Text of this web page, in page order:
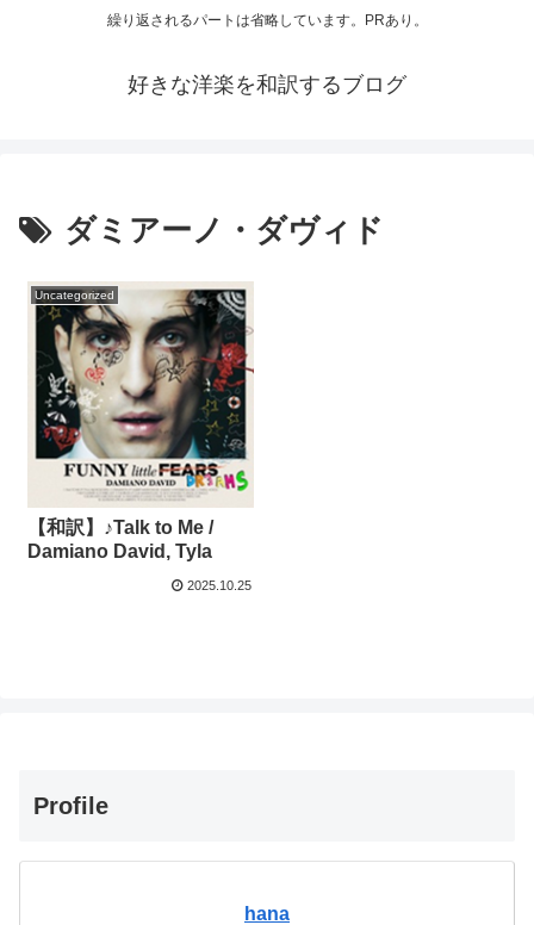
繰り返されるパートは省略しています。PRあり。
好きな洋楽を和訳するブログ
ダミアーノ・ダヴィド
Uncategorized
【和訳】♪Talk to Me /
Damiano David, Tyla
2025.10.25
Profile
hana